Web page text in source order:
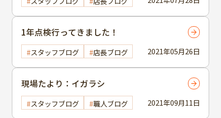
2021年05月26日
1年点検行ってきました！
スタッフブログ 店長ブログ
2021年09月11日
現場たより：イガラシ
スタッフブログ 職人ブログ